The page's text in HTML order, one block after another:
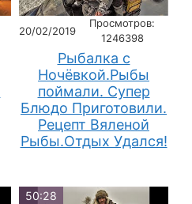
20/02/2019
Просмотров:
1246398
Рыбалка с
Ночёвкой.Рыбы
поймали. Супер
Блюдо Приготовили.
Рецепт Вяленой
Рыбы.Отдых Удался!
50:28